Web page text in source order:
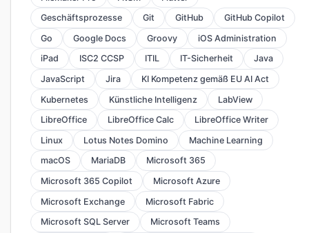
Geschäftsprozesse
Git GitHub
GitHub Copilot
Go
Google Docs Groovy
iOS Administration
iPad
ISC2 CCSP ITIL IT-Sicherheit
Java
JavaScript
Jira
KI Kompetenz gemäß EU AI Act
Kubernetes
Künstliche Intelligenz
LabView
LibreOffice
LibreOffice Calc
LibreOffice Writer
Linux
Lotus Notes Domino
Machine Learning
macOS
MariaDB
Microsoft 365
Microsoft 365 Copilot
Microsoft Azure
Microsoft Exchange
Microsoft Fabric
Microsoft SQL Server
Microsoft Teams